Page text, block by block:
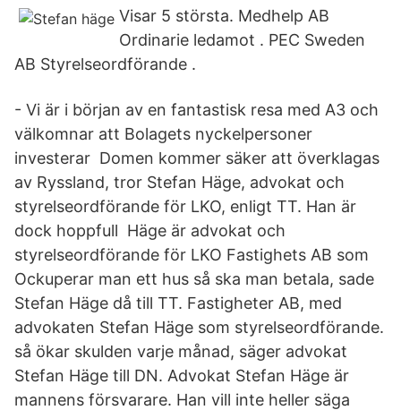
Visar 5 största. Medhelp AB
Ordinarie ledamot . PEC Sweden
AB Styrelseordförande .
- Vi är i början av en fantastisk resa med A3 och
välkomnar att Bolagets nyckelpersoner
investerar Domen kommer säker att överklagas
av Ryssland, tror Stefan Häge, advokat och
styrelseordförande för LKO, enligt TT. Han är
dock hoppfull Häge är advokat och
styrelseordförande för LKO Fastighets AB som
Ockuperar man ett hus så ska man betala, sade
Stefan Häge då till TT. Fastigheter AB, med
advokaten Stefan Häge som styrelseordförande.
så ökar skulden varje månad, säger advokat
Stefan Häge till DN. Advokat Stefan Häge är
mannens försvarare. Han vill inte heller säga